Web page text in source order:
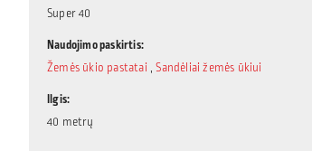
Super 40
Naudojimo paskirtis
Žemės ūkio pastatai ,Sandėliai žemės ūkiui
Ilgis
40 metrų